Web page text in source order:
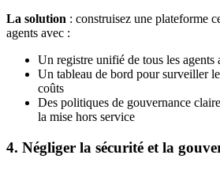
La solution : construisez une plateforme
agents avec :
Un registre unifié de tous les agents
Un tableau de bord pour surveiller
coûts
Des politiques de gouvernance
la mise hors service
4. Négliger la sécurité et la